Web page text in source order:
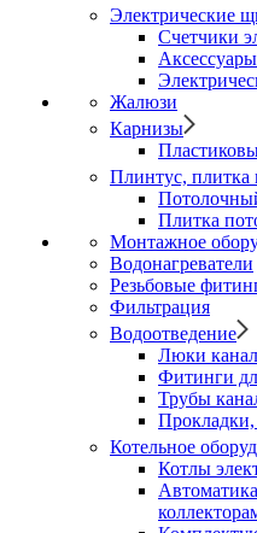
Электрические
Счетчики
Жалюзи
Карнизы
Плинтус, плитка
Плитка
Монтажное
Водонагреватели
Резьбовые
Фильтрация
Водоотведение
Люки
Фитинги
Трубы
Котельное
Котлы